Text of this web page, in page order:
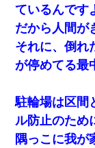
ているんです
だから人間が
それに、倒れ
が停めてる最
駐輪場は区間
ル防止のため
隅っこに我が